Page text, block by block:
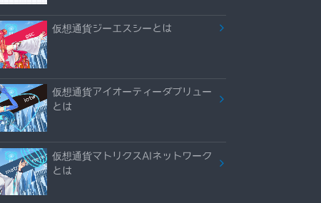
仮想通貨ジーエスシーとは
仮想通貨アイオーティーダブリュー
とは
仮想通貨マトリクスAIネットワーク
とは